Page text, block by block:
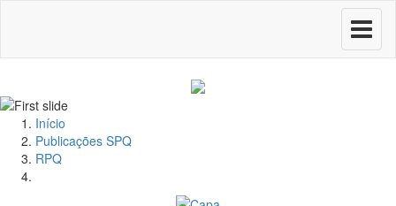
Toggle
Início
Publicações SPQ
RPQ